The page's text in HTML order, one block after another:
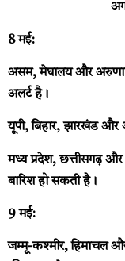
8 मई:
असम, मेघालय और
अलर्ट है।
यूपी, बिहार, झारखंड और
मध्य प्रदेश, छत्तीसगढ़
बारिश हो सकती है।
9 मई:
जम्मू-कश्मीर, हिमाचल